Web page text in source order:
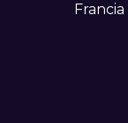
Francia